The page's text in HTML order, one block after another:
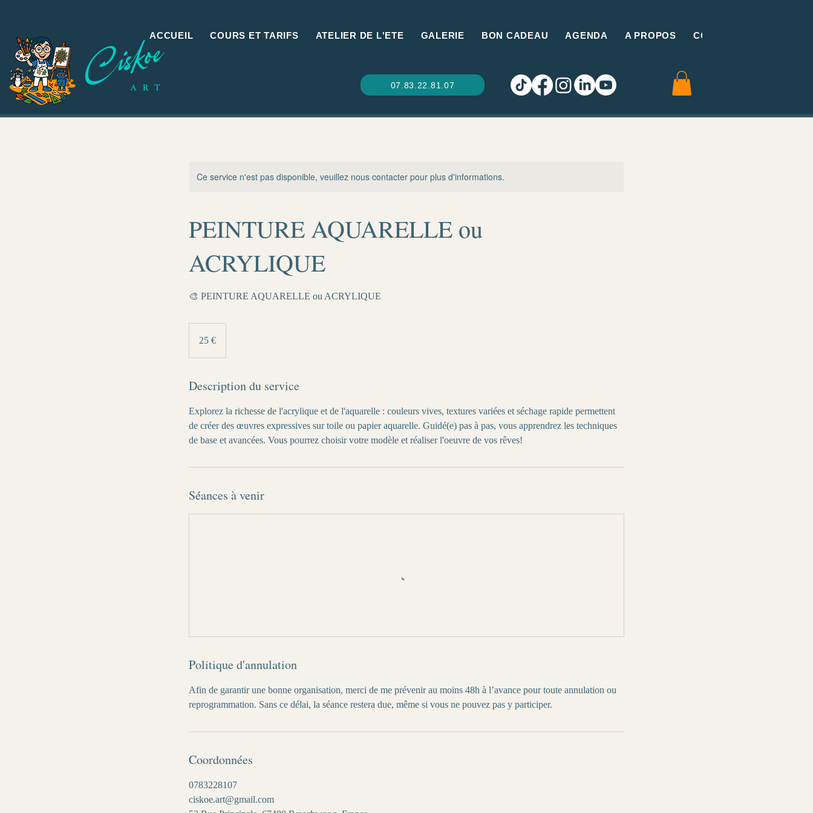
07.83.22.81.07
ACCUEIL COURS ET TARIFS ATELIER DE L'ETE GALERIE BON CADEAU AGENDA A PROPOS CONTACT
Ce service n'est pas disponible, veuillez nous contacter pour plus d'informations.
PEINTURE AQUARELLE ou
ACRYLIQUE
🎨 PEINTURE AQUARELLE ou ACRYLIQUE
25 €
Description du service
Explorez la richesse de l'acrylique et de l'aquarelle : couleurs vives, textures variées et séchage rapide permettent
de créer des œuvres expressives sur toile ou papier aquarelle. Guidé(e) pas à pas, vous apprendrez les techniques
de base et avancées. Vous pourrez choisir votre modèle et réaliser l'oeuvre de vos rêves!
Séances à venir
Politique d'annulation
Afin de garantir une bonne organisation, merci de me prévenir au moins 48h à l’avance pour toute annulation ou
reprogrammation. Sans ce délai, la séance restera due, même si vous ne pouvez pas y participer.
Coordonnées
0783228107
ciskoe.art@gmail.com